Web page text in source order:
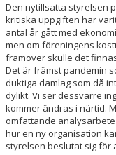
MATCHER
CAFETERIAN
DOKUMENT
NACKA X
KLUBBSHOPEN
Den nytillsatta styrelsen
kritiska uppgiften har
antal år gått med
men om föreningens
framöver skulle det
Det är främst pandemin
duktiga damlag som då
dylikt. Vi ser dessvärre
kommer ändras i närtid.
omfattande
hur en ny organisation
styrelsen beslutat sig för